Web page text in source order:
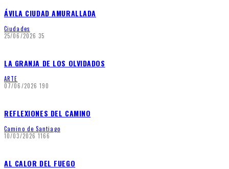
ÁVILA CIUDAD AMURALLADA
Ciudades
25/06/2026 35
LA GRANJA DE LOS OLVIDADOS
ARTE
07/06/2026 190
REFLEXIONES DEL CAMINO
Camino de Santiago
10/03/2026 1166
AL CALOR DEL FUEGO